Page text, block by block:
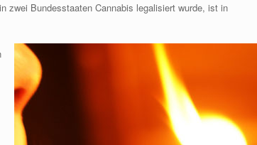
zwei Bundesstaaten Cannabis legalisiert wurde, ist in